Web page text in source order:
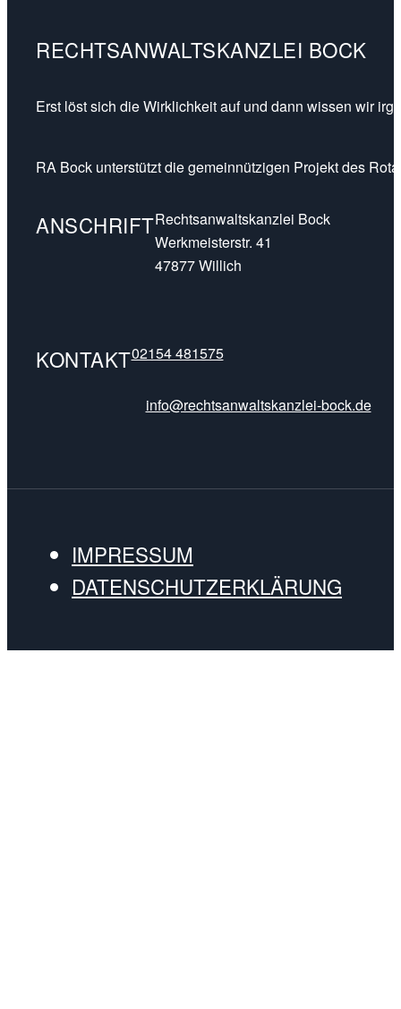
RECHTSANWALTSKANZLEI BOCK
Erst löst sich die Wirklichkeit auf und dann wissen wir
RA Bock unterstützt die gemeinnützigen Projekt des
ANSCHRIFTRechtsanwaltskanzlei Bock
Werkmeisterstr. 41
47877 Willich
KONTAKT02154 481575
info@rechtsanwaltskanzlei-bock.de
IMPRESSUM
DATENSCHUTZERKLÄRUNG